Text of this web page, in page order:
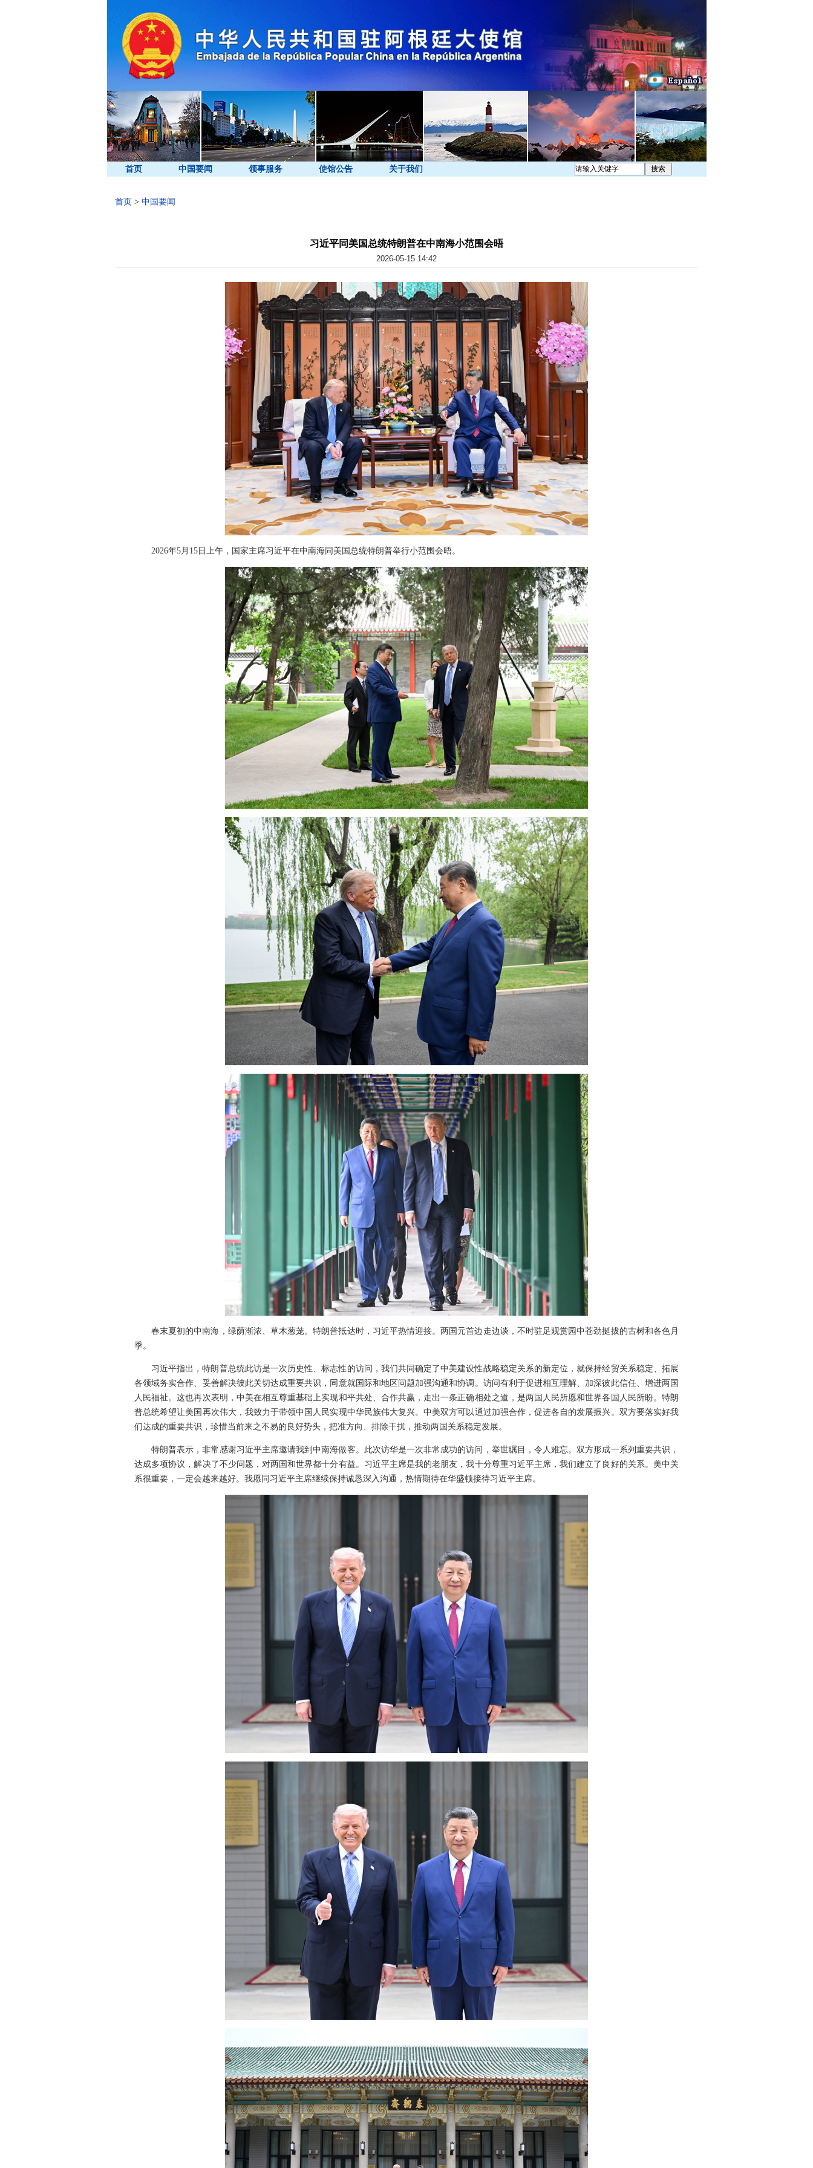
首页 中国要闻 领事服务 使馆公告 关于我们
首页 > 中国要闻
习近平同美国总统特朗普在中南海小范围会晤
2026-05-15 14:42
2026年5月15日上午，国家主席习近平在中南海同美国总统特朗普举行小范围会晤。
春末夏初的中南海，绿荫渐浓、草木葱茏。特朗普抵达时，习近平热情迎接。两国元首边走边谈，不时驻足观赏园中苍劲挺拔的古树和各色月
季。
习近平指出，特朗普总统此访是一次历史性、标志性的访问，我们共同确定了中美建设性战略稳定关系的新定位，就保持经贸关系稳定、拓展
各领域务实合作、妥善解决彼此关切达成重要共识，同意就国际和地区问题加强沟通和协调。访问有利于促进相互理解、加深彼此信任、增进两国
人民福祉。这也再次表明，中美在相互尊重基础上实现和平共处、合作共赢，走出一条正确相处之道，是两国人民所愿和世界各国人民所盼。特朗
普总统希望让美国再次伟大，我致力于带领中国人民实现中华民族伟大复兴。中美双方可以通过加强合作，促进各自的发展振兴。双方要落实好我
们达成的重要共识，珍惜当前来之不易的良好势头，把准方向、排除干扰，推动两国关系稳定发展。
特朗普表示，非常感谢习近平主席邀请我到中南海做客。此次访华是一次非常成功的访问，举世瞩目，令人难忘。双方形成一系列重要共识，
达成多项协议，解决了不少问题，对两国和世界都十分有益。习近平主席是我的老朋友，我十分尊重习近平主席，我们建立了良好的关系。美中关
系很重要，一定会越来越好。我愿同习近平主席继续保持诚恳深入沟通，热情期待在华盛顿接待习近平主席。